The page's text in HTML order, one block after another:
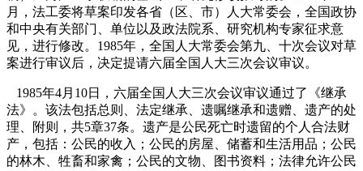
月，法工委将草案印发各省（区、市）人大常委会，全国政协
和中央有关部门、单位以及政法院系、研究机构专家征求意
见，进行修改。 1985年，全国人大常委会第九、十次会议对草
案进行审议后，决定提请六届全国人大三次会议审议。
1985年4月 10日
，六届全国人大三次会议审议通过了《继承
法》。该法包括总则、法定继承、遗嘱继承和遗赠、遗产的处
理、附则，共5章37条。遗产是公民死亡时遗留的个人合法财
产，包括：公民的收入；公民的房屋、储蓄和生活用品；公民
的林木、牲畜和家禽；公民的文物、图书资料；法律允许公民